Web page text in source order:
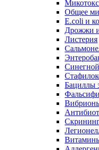
Общее
E.coli и
Дрожжи
Листерия
Бациллы